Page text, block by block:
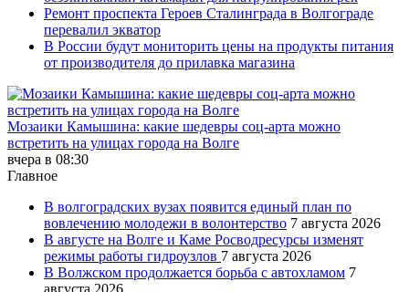
Ремонт проспекта Героев Сталинграда в Волгограде
перевалил экватор
В России будут мониторить цены на продукты питания
от производителя до прилавка магазина
Мозаики Камышина: какие шедевры соц-арта можно
встретить на улицах города на Волге
вчера в 08:30
Главное
В волгоградских вузах появится единый план по
вовлечению молодежи в волонтерство 7 августа 2026
В августе на Волге и Каме Росводресурсы изменят
режимы работы гидроузлов 7 августа 2026
В Волжском продолжается борьба с автохламом 7
августа 2026